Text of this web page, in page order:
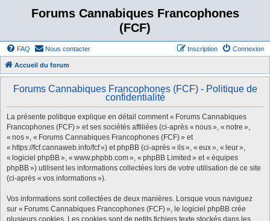
Forums Cannabiques Francophones
(FCF)
FAQ Nous contacter Connexion
Inscription
Accueil du forum
Forums Cannabiques Francophones (FCF) - Politique de
confidentialité
La présente politique explique en détail comment « Forums Cannabiques
Francophones (FCF) » et ses sociétés affiliées (ci-après « nous », « notre »,
« nos », « Forums Cannabiques Francophones (FCF) » et
« https://fcf.cannaweb.info/fcf ») et phpBB (ci-après « ils », « eux », « leur »,
« logiciel phpBB », « www.phpbb.com », « phpBB Limited » et « équipes
phpBB ») utilisent les informations collectées lors de votre utilisation de ce site
(ci-après « vos informations »).
Vos informations sont collectées de deux manières. Lorsque vous naviguez
sur « Forums Cannabiques Francophones (FCF) », le logiciel phpBB crée
plusieurs cookies. Les cookies sont de petits fichiers texte stockés dans les